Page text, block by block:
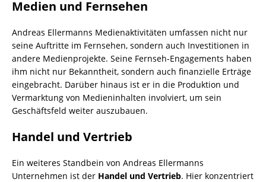
Medien und Fernsehen
Andreas Ellermanns Medienaktivitäten umfassen nicht nur
seine Auftritte im Fernsehen, sondern auch Investitionen in
andere Medienprojekte. Seine Fernseh-Engagements haben
ihm nicht nur Bekanntheit, sondern auch finanzielle Erträge
eingebracht. Darüber hinaus ist er in die Produktion und
Vermarktung von Medieninhalten involviert, um sein
Geschäftsfeld weiter auszubauen.
Handel und Vertrieb
Ein weiteres Standbein von Andreas Ellermanns
Unternehmen ist der Handel und Vertrieb. Hier konzentriert